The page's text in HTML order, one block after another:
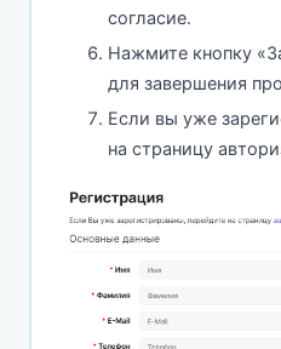
согласие.
Нажмите кнопку
для завершения
Если вы уже
на страницу